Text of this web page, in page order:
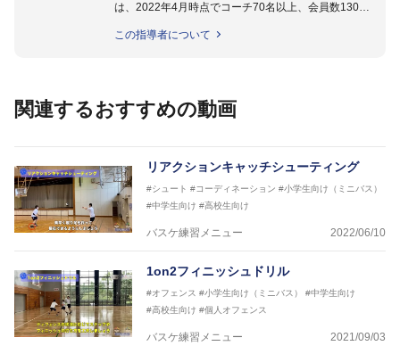
は、2022年4月時点でコーチ70名以上、会員数1300
指導実績多数・各地講習会なども担当しており、「は
など多くの書籍・DVDも監修しています。
2016年U12ナショナルキャンプヘッドコーチ
2016年U13ナショナルキャンプヘッドコーチ
2016年男子日本代表サポートコーチ
2017年U12ナショナルキャンプヘッドコーチ
2017年U13ナショナルキャンプヘッドコーチ
リーコーチ
2018年U12ナショナルキャンプヘッドコーチ
2018年U13ナショナルキャンプヘッドコーチ
2018年～2021年男子日本代表サポートコーチ
2021年～女子日本代表アシスタントコーチ
この指導者について
関連するおすすめの動画
リアクションキャッチシューティング
#シュート #コーディネーション #小学生向け（ミニバス）
#中学生向け #高校生向け
バスケ練習メニュー 2022/06/10
1on2フィニッシュドリル
#オフェンス #小学生向け（ミニバス）
#中学生向け
#高校生向け #個人オフェンス
バスケ練習メニュー 2021/09/03